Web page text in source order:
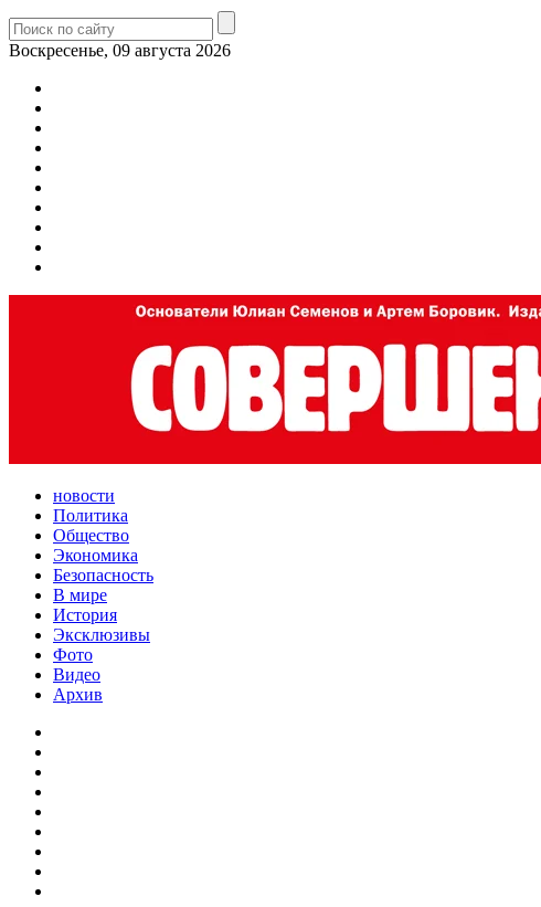
Воскресенье, 09 августа 2026
новости
Политика
Общество
Экономика
Безопасность
В мире
История
Эксклюзивы
Фото
Видео
Архив